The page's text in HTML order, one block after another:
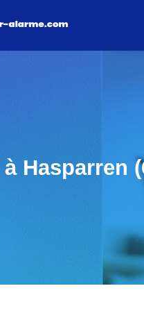
Hasparren